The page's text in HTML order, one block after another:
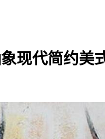
现代简约美